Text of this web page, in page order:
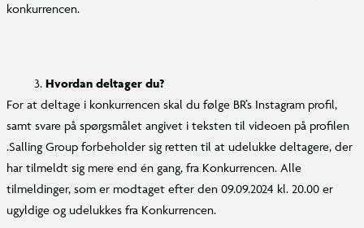
konkurrencen.
Hvordan deltager du?
For at deltage i konkurrencen skal du følge BR’s Instagram profil,
samt svare på spørgsmålet angivet i teksten til videoen på profilen
.Salling Group forbeholder sig retten til at udelukke deltagere, der
har tilmeldt sig mere end én gang, fra Konkurrencen. Alle
tilmeldinger, som er modtaget efter den 09.09.2024 kl. 20.00 er
ugyldige og udelukkes fra Konkurrencen.